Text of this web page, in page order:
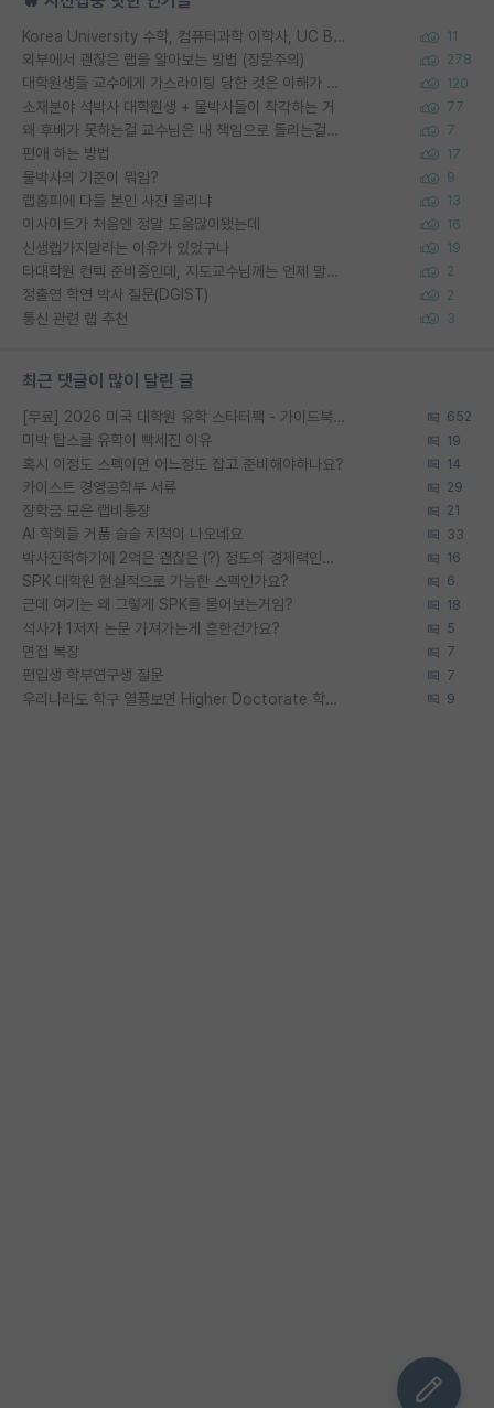
Korea University 수학, 컴퓨터과학 이학사, UC Berkeley 산업공학 대학원 공학박사가 되는 것은 쉽지 않겠죠? 11
외부에서 괜찮은 랩을 알아보는 방법 (장문주의) 278
대학원생들 교수에게 가스라이팅 당한 것은 이해가 갑니다. 안타깝네요. 120
소재분야 석박사 대학원생 + 물박사들이 착각하는 거 77
왜 후배가 못하는걸 교수님은 내 책임으로 돌리는걸까요? 7
편애 하는 방법 17
물박사의 기준이 뭐임? 9
랩홈피에 다들 본인 사진 올리냐 13
이사이트가 처음엔 정말 도움많이됐는데 16
신생랩가지말라는 이유가 있었구나 19
타대학원 컨텍 준비중인데, 지도교수님께는 언제 말씀드려야 할까요? 2
정출연 학연 박사 질문(DGIST) 2
통신 관련 랩 추천 3
최근 댓글이 많이 달린 글
[무료] 2026 미국 대학원 유학 스타터팩 - 가이드북 & 합격자 컨택메일 템플릿 652
미박 탑스쿨 유학이 빡세진 이유 19
혹시 이정도 스펙이면 어느정도 잡고 준비해야하나요? 14
카이스트 경영공학부 서류 29
장학금 모은 랩비통장 21
AI 학회들 거품 슬슬 지적이 나오네요 33
박사진학하기에 2억은 괜찮은 (?) 정도의 경제력인가요 16
SPK 대학원 현실적으로 가능한 스펙인가요? 6
근데 여기는 왜 그렇게 SPK를 물어보는거임? 18
석사가 1저자 논문 가져가는게 흔한건가요? 5
면접 복장 7
편입생 학부연구생 질문 7
우리나라도 학구 열풍보면 Higher Doctorate 학위가 필요하다고 봅니다. 9